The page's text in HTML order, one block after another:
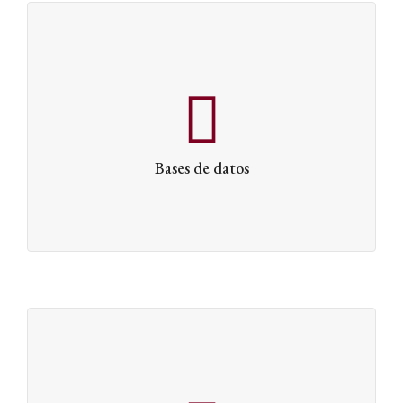
Bases de datos
extendidas de humanos y máquinas, la información y
los datos pueden tener un valor capital en una empresa.